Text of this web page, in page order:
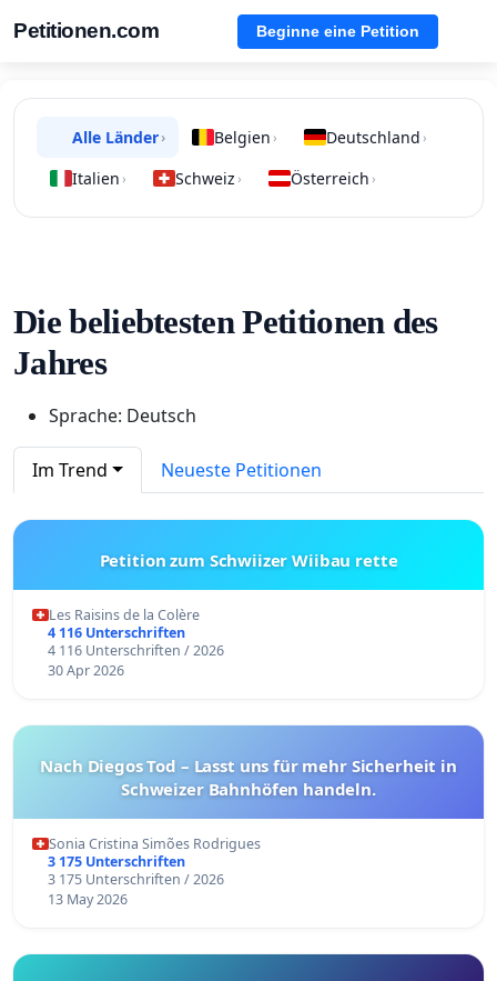
Petitionen.com Beginne eine Petition
Alle Länder› Belgien › Deutschland ›
Italien › Schweiz › Österreich ›
Die beliebtesten Petitionen des
Jahres
Sprache: Deutsch
Im Trend Neueste Petitionen
Petition zum Schwiizer Wiibau rette
Les Raisins de la Colère
4 116 Unterschriften
4 116 Unterschriften / 2026
30 Apr 2026
Nach Diegos Tod – Lasst uns für mehr Sicherheit in
Schweizer Bahnhöfen handeln.
Sonia Cristina Simões Rodrigues
3 175 Unterschriften
3 175 Unterschriften / 2026
13 May 2026